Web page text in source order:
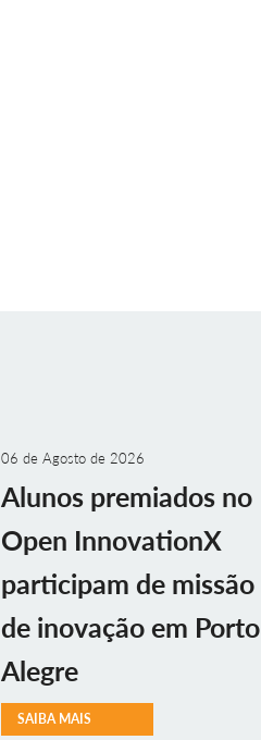
06 de Agosto de 2026
Alunos premiados no
Open InnovationX
participam de missão
de inovação em Porto
Alegre
SAIBA MAIS